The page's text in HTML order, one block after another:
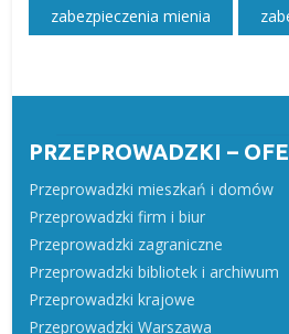
zabezpieczenia mienia
PRZEPROWADZKI –
Przeprowadzki mieszkań i domów
Przeprowadzki firm i biur
Przeprowadzki zagraniczne
Przeprowadzki bibliotek i archiwum
Przeprowadzki krajowe
Przeprowadzki Warszawa